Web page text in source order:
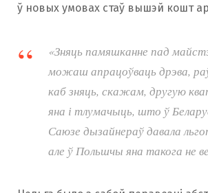
ў новых умовах стаў вышэй кошт
«Зняць памяшканне пад
можаш апрацоўваць дрэва,
каб зняць, скажам, другую
яна і тлумачыць, што ў
Саюзе дызайнераў давала
але ў Польшчы яна такога не